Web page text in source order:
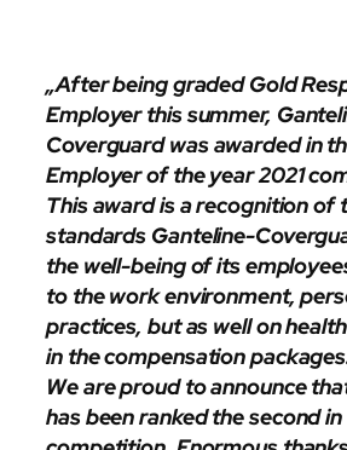
„After being graded Gold
Employer this summer,
Coverguard was awarded in
Employer of the year 2021
This award is a recognition of
standards Ganteline-
the well-being of its
to the work environment,
practices, but as well on
in the compensation
We are proud to announce
has been ranked the second